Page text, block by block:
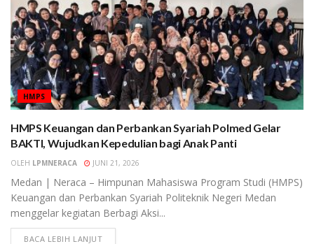
HMPS
HMPS Keuangan dan Perbankan Syariah Polmed Gelar
BAKTI, Wujudkan Kepedulian bagi Anak Panti
OLEH LPMNERACA JUNI 21, 2026
Medan | Neraca – Himpunan Mahasiswa Program Studi (HMPS)
Keuangan dan Perbankan Syariah Politeknik Negeri Medan
menggelar kegiatan Berbagi Aksi...
BACA LEBIH LANJUT